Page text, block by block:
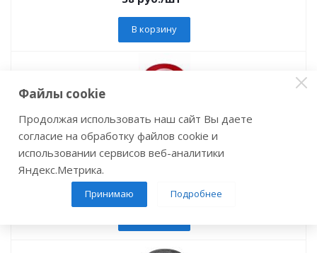
В корзину
Лента клеящая монтажная 2-х сторонняя 40мм х 3м
прозрачная (1/36)
руб.
Файлы cookie
Продолжая использовать наш сайт Вы даете
согласие на обработку файлов cookie и
использовании сервисов веб-аналитики
Яндекс.Метрика.
Принимаю Подробнее